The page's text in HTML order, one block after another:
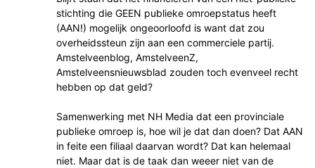
stichting die GEEN publieke omroepstatus heeft
(AAN!) mogelijk ongeoorloofd is want dat zou
overheidssteun zijn aan een commerciele partij.
Amstelveenblog, AmstelveenZ,
Amstelveensnieuwsblad zouden toch evenveel recht
hebben op dat geld?
Samenwerking met NH Media dat een provinciale
publieke omroep is, hoe wil je dat dan doen? Dat AAN
in feite een filiaal daarvan wordt? Dat kan helemaal
niet. Maar dat is de taak dan weeer niet van de